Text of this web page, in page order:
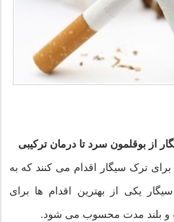
از بوقلمون سرد تا درمان ترکیبی
برای ترک سیگار اقدام می‏‏ کنند که به
یکی از بهترین اقدام ها برای
و بلند مدت محسوب می شود.